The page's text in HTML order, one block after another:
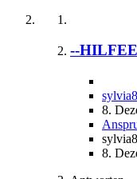
--
8.
8.